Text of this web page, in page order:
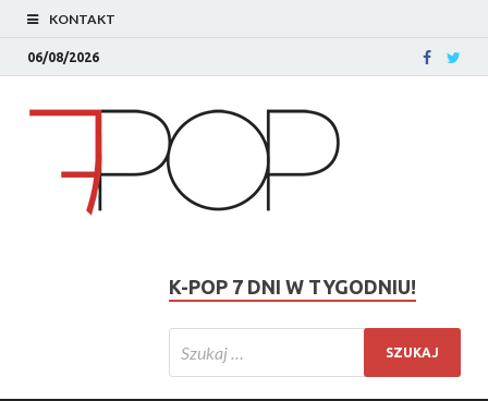
KONTAKT
06/08/2026
K-POP 7 DNI W TYGODNIU!